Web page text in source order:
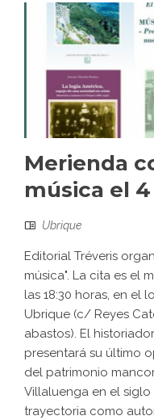
Merienda
música el
Ubrique
Editorial Tréveris
música". La cita es el
las 18:30 horas, en el
Ubrique (c/ Reyes
abastos). El
presentará su último
del patrimonio
Villaluenga en el siglo
trayectoria como